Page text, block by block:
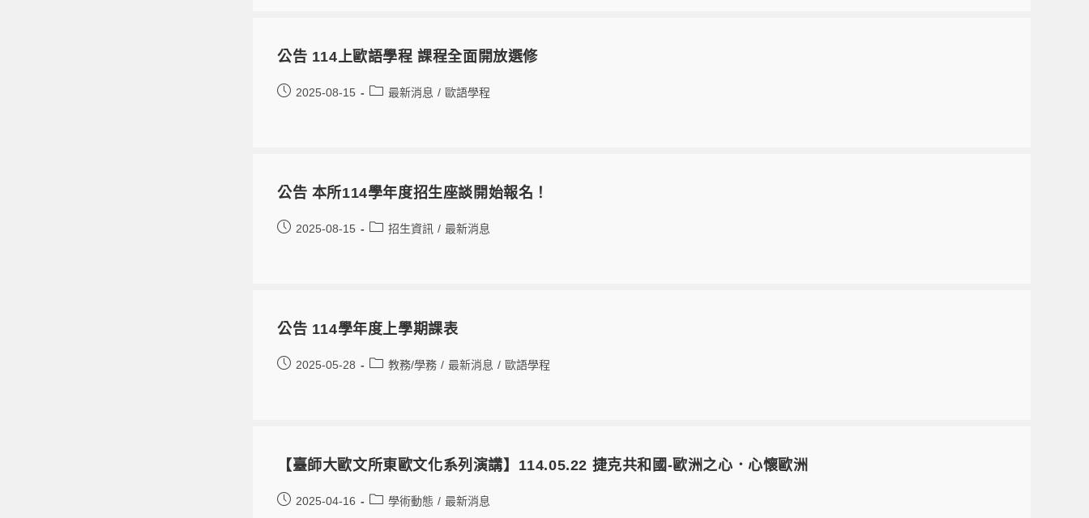
公告 114上歐語學程 課程全面開放選修
2025-08-15 最新消息 / 歐語學程
公告 本所114學年度招生座談開始報名！
2025-08-15 招生資訊 / 最新消息
公告 114學年度上學期課表
2025-05-28 教務/學務 / 最新消息 / 歐語學程
【臺師大歐文所東歐文化系列演講】114.05.22 捷克共和國-歐洲之心．心懷歐洲
2025-04-16 學術動態 / 最新消息